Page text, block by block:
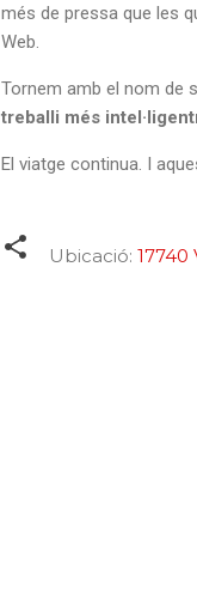
més de pressa que les
Web.
Tornem amb el nom de
treballi més
El viatge continua. I
Ubicació: 17740